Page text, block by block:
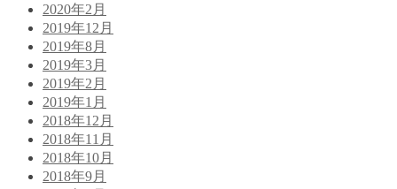
2020年2月
2019年12月
2019年8月
2019年3月
2019年2月
2019年1月
2018年12月
2018年11月
2018年10月
2018年9月